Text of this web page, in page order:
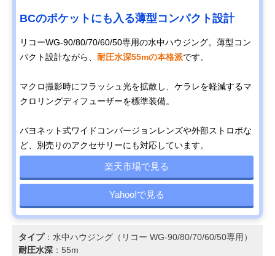
BCのポケットにも入る薄型コンパクト設計
リコーWG-90/80/70/60/50専用の水中ハウジング。薄型コン
パクト設計ながら、 耐圧水深55mの本格派です。
マクロ撮影時にフラッシュ光を拡散し、ケラレを軽減するマ
クロリングディフューザーを標準装備。
バヨネット式ワイドコンバージョンレンズや外部ストロボな
ど、別売りのアクセサリーにも対応しています。
楽天市場で見る
Yahoo!で見る
タイプ：水中ハウジング（リコー WG-90/80/70/60/50専用）
耐圧水深 ：55m